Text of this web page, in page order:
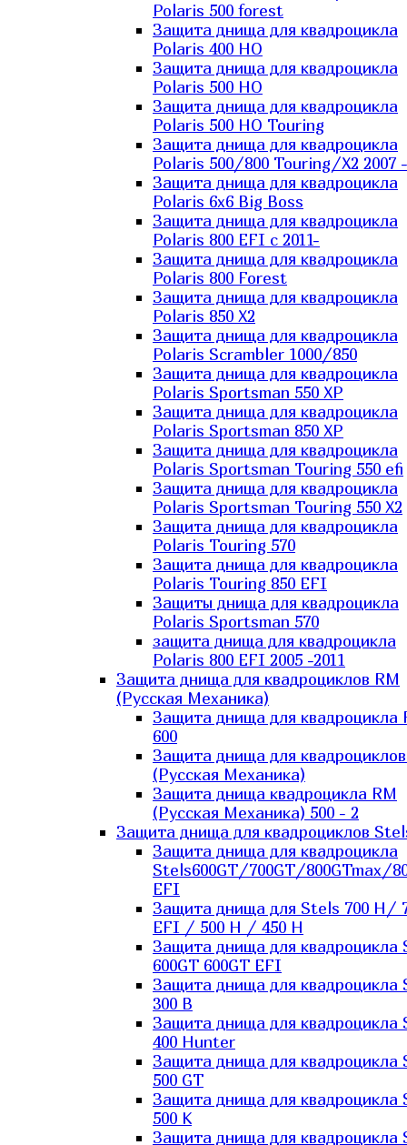
Polaris 500 forest
Защита днища для квадроцикла
Polaris 400 HO
Защита днища для квадроцикла
Polaris 500 HO
Защита днища для квадроцикла
Polaris 500 HO Touring
Защита днища для квадроцикла
Polaris 500/800 Touring/X2 2007 -
Защита днища для квадроцикла
Polaris 6х6 Big Boss
Защита днища для квадроцикла
Polaris 800 EFI с 2011-
Защита днища для квадроцикла
Polaris 800 Forest
Защита днища для квадроцикла
Polaris 850 X2
Защита днища для квадроцикла
Polaris Scrambler 1000/850
Защита днища для квадроцикла
Polaris Sportsman 550 XP
Защита днища для квадроцикла
Polaris Sportsman 850 XP
Защита днища для квадроцикла
Polaris Sportsman Touring 550 efi
Защита днища для квадроцикла
Polaris Sportsman Touring 550 X2
Защита днища для квадроцикла
Polaris Touring 570
Защита днища для квадроцикла
Polaris Touring 850 EFI
Защиты днища для квадроцикла
Polaris Sportsman 570
защита днища для квадроцикла
Polaris 800 EFI 2005 -2011
Защита днища для квадроциклов RM
(Русская Механика)
Защита днища для квадроцикла
600
Защита днища для
(Русская Механика)
Защита днища квадроцикла RM
(Русская Механика) 500 - 2
Защита днища для квадроциклов
Защита днища для квадроцикла
Stels600GT/700GT/800GTmax/
EFI
Защита днища для Stels 700 H/
EFI / 500 H / 450 H
Защита днища для квадроцикла
600GT 600GT EFI
Защита днища для квадроцикла
300 B
Защита днища для квадроцикла
400 Hunter
Защита днища для квадроцикла
500 GT
Защита днища для квадроцикла
500 K
Защита днища для квадроцикла